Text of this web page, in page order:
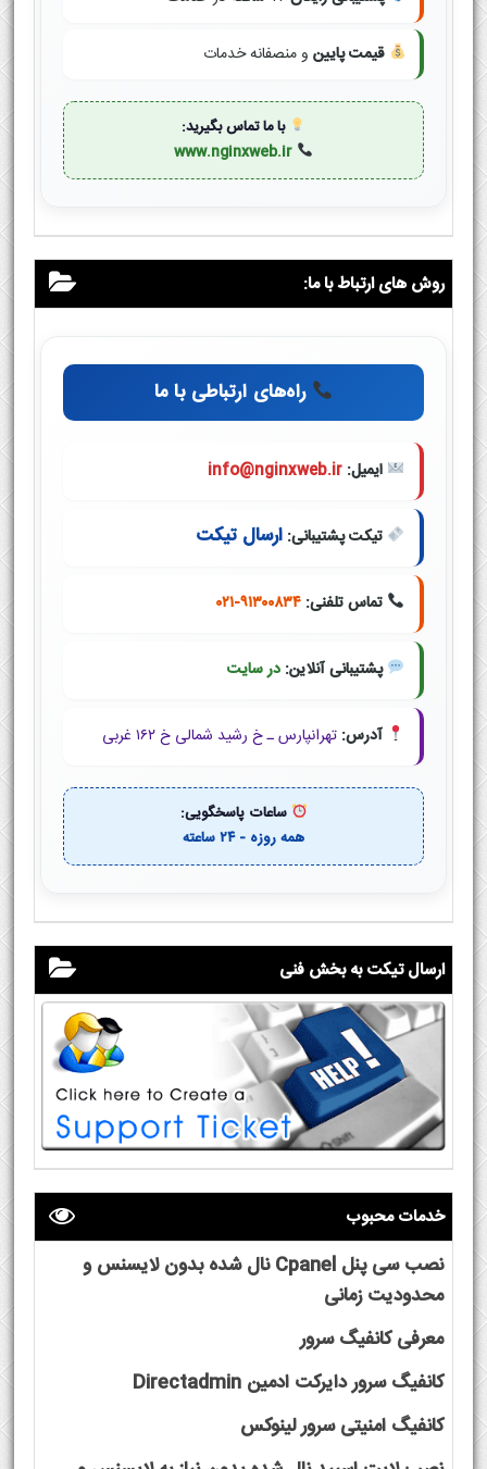
قیمت پایین و منصفانه خدمات
با ما تماس بگیرید:
www.nginxweb.ir
روش های ارتباط با ما:
راه‌های ارتباطی با ما
ایمیل: info@nginxweb.ir
تیکت پشتیبانی: ارسال تیکت
تماس تلفنی: ۰۲۱-۹۱۳۰۰۸۳۴
پشتیبانی آنلاین: در سایت
آدرس: تهرانپارس ـ خ رشید شمالی خ ۱۶۲ غربی
ساعات پاسخگویی:
همه روزه - ۲۴ ساعته
ارسال تیکت به بخش فنی
خدمات محبوب
نصب سی پنل Cpanel نال شده بدون لایسنس و
محدودیت زمانی
معرفی کانفیگ سرور
کانفیگ سرور دایرکت ادمین Directadmin
کانفیگ امنیتی سرور لینوکس